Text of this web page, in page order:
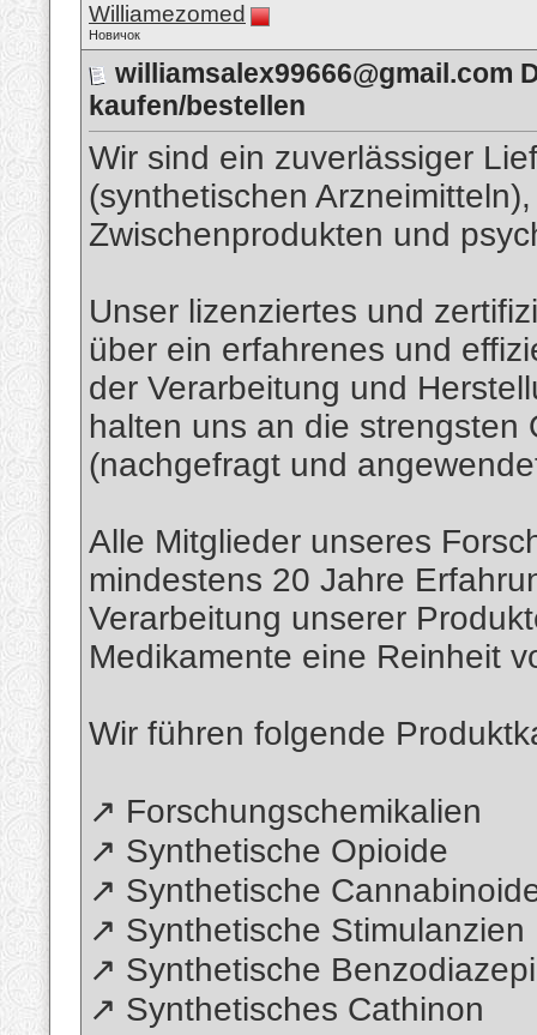
Williamezomed
Новичок
williamsalex99666@gmail.com
kaufen/bestellen
Wir sind ein zuverlässiger
(synthetischen
Zwischenprodukten und
Unser lizenziertes und
über ein erfahrenes und
der Verarbeitung und
halten uns an die strengsten
(nachgefragt und
Alle Mitglieder unseres
mindestens 20 Jahre
Verarbeitung unserer
Medikamente eine Reinheit
Wir führen folgende
↗️ Forschungschemikalien
↗️ Synthetische Opioide
↗️ Synthetische
↗️ Synthetische Stimulanzien
↗️ Synthetische
↗️ Synthetisches Cathinon